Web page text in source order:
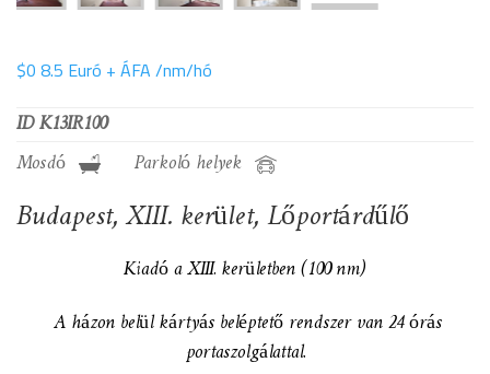
$08.5 Euró + ÁFA /nm/hó
ID K13IR100
Mosdó
Parkoló helyek
Budapest, XIII. kerület, Lőportárdűlő
Kiadó a XIII. kerületben (100 nm)
A házon belül kártyás beléptető rendszer van 24 órás
portaszolgálattal.